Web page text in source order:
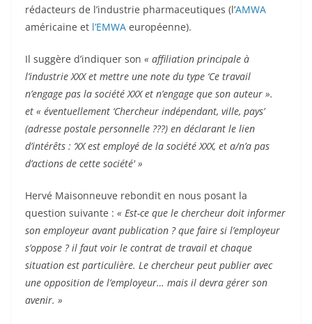
rédacteurs de l’industrie pharmaceutiques (l’AMWA
américaine et l’EMWA européenne).
Il suggère d’indiquer son « affiliation principale à
l’industrie XXX et mettre une note du type ‘Ce travail
n’engage pas la société XXX et n’engage que son auteur ».
et « éventuellement ‘Chercheur indépendant, ville, pays’
(adresse postale personnelle ???) en déclarant le lien
d’intérêts : ‘XX est employé de la société XXX, et a/n’a pas
d’actions de cette société' »
Hervé Maisonneuve rebondit en nous posant la
question suivante : « Est-ce que le chercheur doit informer
son employeur avant publication ? que faire si l’employeur
s’oppose ? il faut voir le contrat de travail et chaque
situation est particulière. Le chercheur peut publier avec
une opposition de l’employeur… mais il devra gérer son
avenir. »